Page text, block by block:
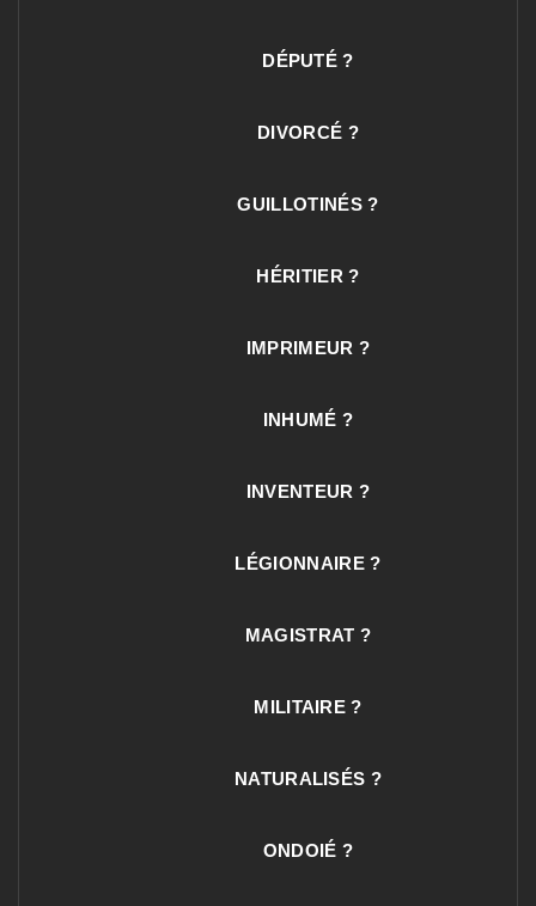
DÉPUTÉ ?
DIVORCÉ ?
GUILLOTINÉS ?
HÉRITIER ?
IMPRIMEUR ?
INHUMÉ ?
INVENTEUR ?
LÉGIONNAIRE ?
MAGISTRAT ?
MILITAIRE ?
NATURALISÉS ?
ONDOIÉ ?